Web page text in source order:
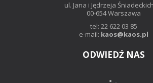
ul. Jana i Jędrzeja
00-654 Warszawa
tel: 22 622 03 85
e-mail: kaos@kaos.pl
ODWIEDŹ NAS